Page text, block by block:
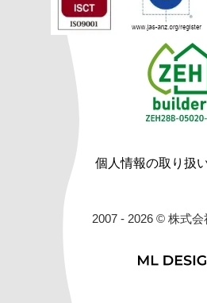
個人情報の取り扱
2007 - 2026 © 株式